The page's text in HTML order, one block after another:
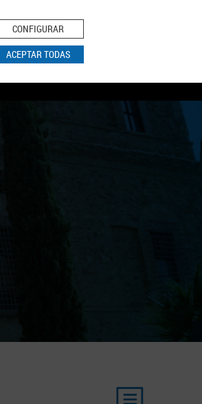
CONFIGURAR
ACEPTAR TODAS
Política de Cookies
BUSCAR